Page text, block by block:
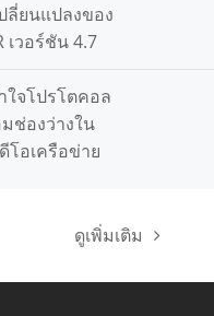
ลี่ยนแปลงของ
เวอร์ชัน 4.7
ใจโปรโตคอล
มช่องว่างใน
โอเครือข่าย
ดูเพิ่มเติม